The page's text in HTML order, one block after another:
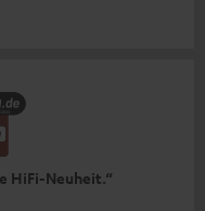
HiFi-Neuheit.“